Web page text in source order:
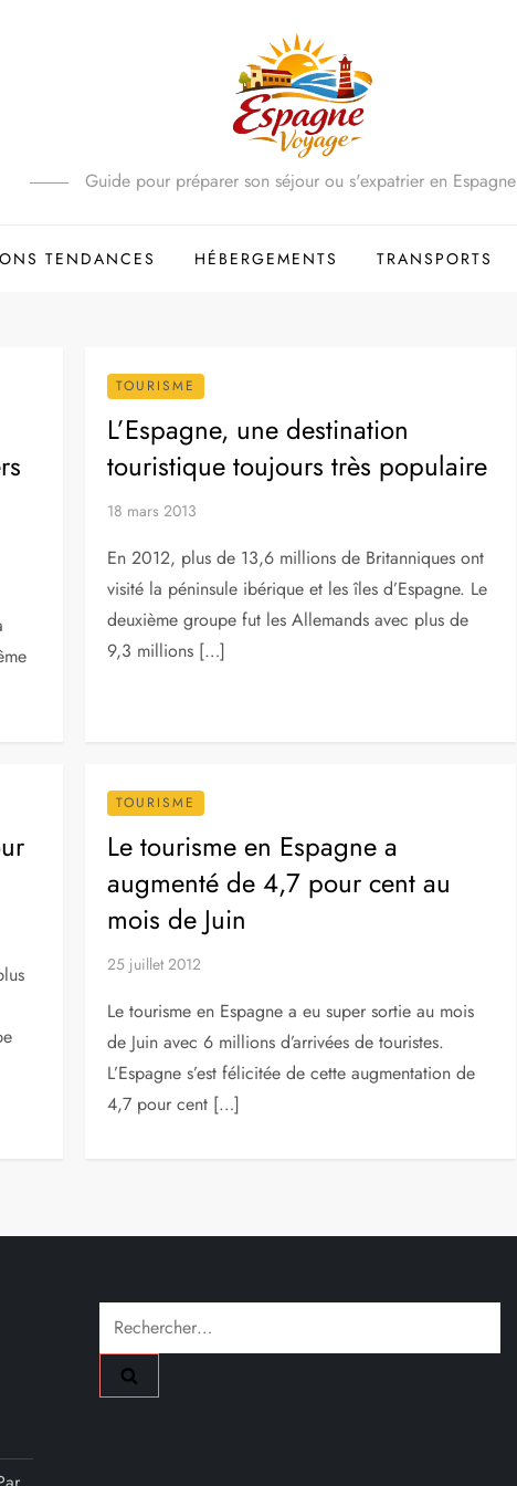
Guide pour préparer son séjour ou s'expatrier en Espagne
TENDANCES HÉBERGEMENTS TRANSPORTS
TOURISME
L’Espagne, une destination
touristique toujours très populaire
18 mars 2013
En 2012, plus de 13,6 millions de Britanniques ont
visité la péninsule ibérique et les îles d’Espagne. Le
deuxième groupe fut les Allemands avec plus de
9,3 millions […]
TOURISME
Le tourisme en Espagne a
augmenté de 4,7 pour cent au
mois de Juin
25 juillet 2012
Le tourisme en Espagne a eu super sortie au mois
de Juin avec 6 millions d’arrivées de touristes.
L’Espagne s’est félicitée de cette augmentation de
4,7 pour cent […]
Rechercher :